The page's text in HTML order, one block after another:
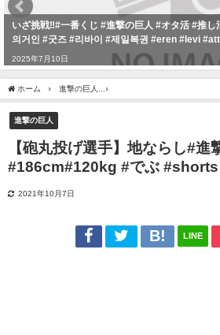
いざ挑戦‼️#一番くじ #進撃の巨人 #オタ活 #推し
의거인 #굿즈 #리바이 #제일복권 #eren #levi
2025年7月10日
ホーム 進撃の巨人
進撃の巨人
【砲丸投げ選手】地ならし#進
#186cm#120kg #でぶ #shorts
2021年10月7日
LINE